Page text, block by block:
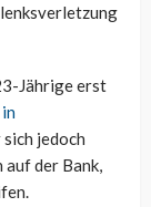
Jährige erst
jedoch
der Bank,